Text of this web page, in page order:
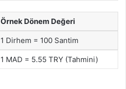
Örnek Dönem Değeri
1 Dirhem = 100 Santim
1 MAD = 5.55 TRY (Tahmini)